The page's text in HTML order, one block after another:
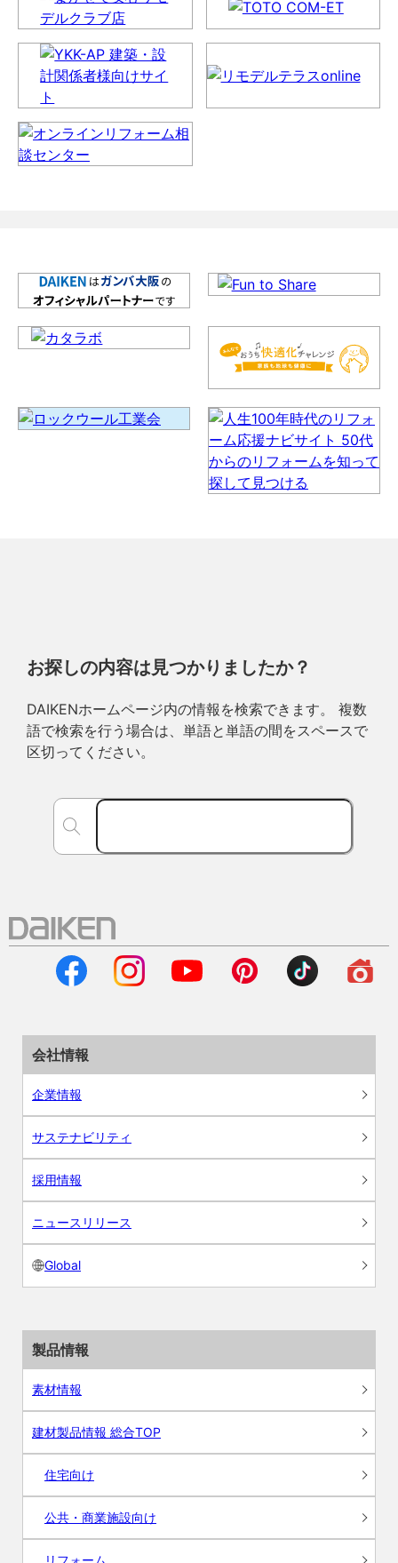
お探しの内容は見つかりましたか？
DAIKENホームページ内の情報を検索できます。 複数
語で検索を行う場合は、単語と単語の間をスペースで
区切ってください。
会社情報
企業情報
サステナビリティ
採用情報
ニュースリリース
Global
製品情報
素材情報
建材製品情報 総合TOP
住宅向け
公共・商業施設向け
リフォーム